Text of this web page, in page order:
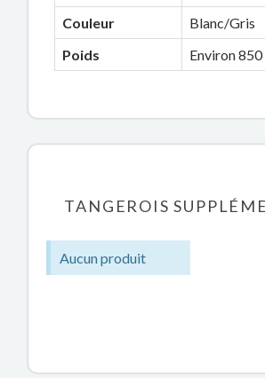
Couleur
Blanc/Gris
Poids
Environ 850
TANGEROIS
Aucun produit